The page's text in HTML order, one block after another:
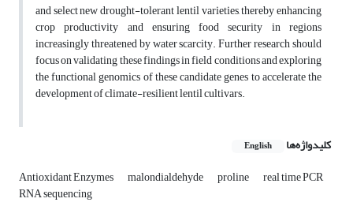
and select new drought-tolerant lentil varieties, thereby enhancing
crop productivity and ensuring food security in regions
increasingly threatened by water scarcity. Further research should
focus on validating these findings in field conditions and exploring
the functional genomics of these candidate genes to accelerate the
development of climate-resilient lentil cultivars.
کلیدواژه‌ها English
Antioxidant Enzymes malondialdehyde proline real time PCR
RNA sequencing